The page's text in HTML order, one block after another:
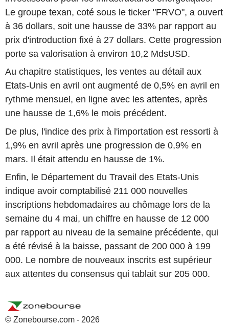
Le groupe texan, coté sous le ticker "FRVO", a ouvert
à 36 dollars, soit une hausse de 33% par rapport au
prix d'introduction fixé à 27 dollars. Cette progression
porte sa valorisation à environ 10,2 MdsUSD.
Au chapitre statistiques, les ventes au détail aux
Etats-Unis en avril ont augmenté de 0,5% en avril en
rythme mensuel, en ligne avec les attentes, après
une hausse de 1,6% le mois précédent.
De plus, l'indice des prix à l'importation est ressorti à
1,9% en avril après une progression de 0,9% en
mars. Il était attendu en hausse de 1%.
Enfin, le Département du Travail des Etats-Unis
indique avoir comptabilisé 211 000 nouvelles
inscriptions hebdomadaires au chômage lors de la
semaine du 4 mai, un chiffre en hausse de 12 000
par rapport au niveau de la semaine précédente, qui
a été révisé à la baisse, passant de 200 000 à 199
000. Le nombre de nouveaux inscrits est supérieur
aux attentes du consensus qui tablait sur 205 000.
© Zonebourse.com - 2026